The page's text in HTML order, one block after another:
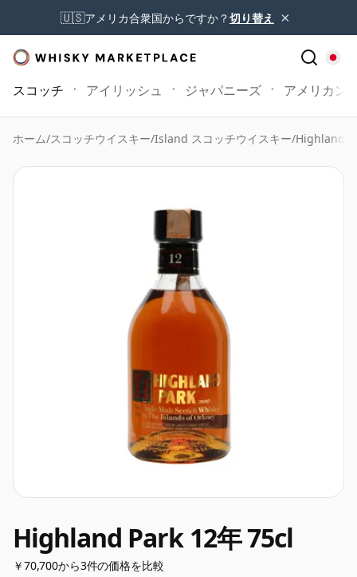
🇺🇸アメリカ合衆国からですか？切り替え ×
スコッチ アイリッシュ ジャパニーズ アメリカン
ホーム/スコッチウイスキー/Island スコッチウイスキー/Highland
Highland Park 12年 75cl
￥70,700から3件の価格を比較